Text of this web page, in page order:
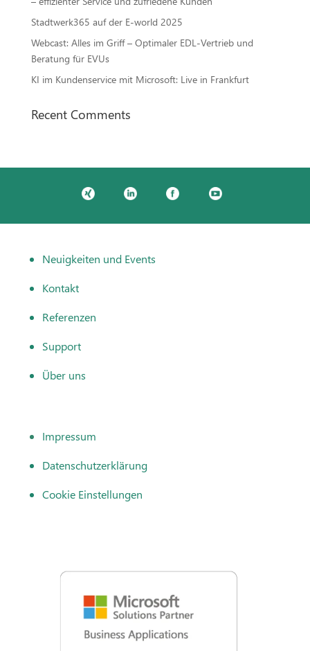
Stadtwerk365 auf der E-world 2025
Webcast: Alles im Griff – Optimaler EDL-Vertrieb und
Beratung für EVUs
KI im Kundenservice mit Microsoft: Live in Frankfurt
Recent Comments
Neuigkeiten und Events
Kontakt
Referenzen
Support
Über uns
Impressum
Datenschutzerklärung
Cookie Einstellungen